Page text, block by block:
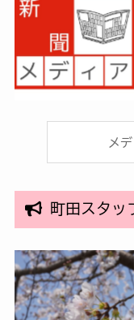
メ
町田スタッ